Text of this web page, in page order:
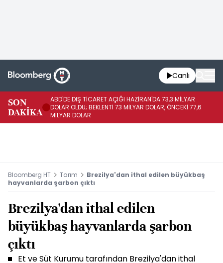
Canlı
SON
DAKİKA
ABD'DE DIŞ TİCARET AÇIĞI HAZİRAN'DA 73,3 MİLYAR
DOLAR OLDU; BEKLENTİ 73 MİLYAR DOLAR, ÖNCEKİ 77,6
MİLYAR DOLAR
Bloomberg HT Tarım
Brezilya'dan ithal edilen büyükbaş
hayvanlarda şarbon çıktı
Brezilya'dan ithal edilen
büyükbaş hayvanlarda şarbon
çıktı
Et ve Süt Kurumu tarafından Brezilya'dan ithal